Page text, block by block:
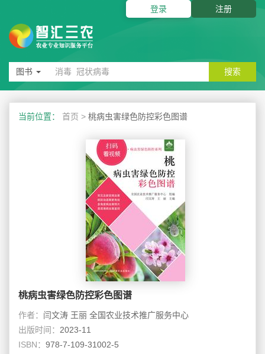
登录 注册
图书 搜索
当前位置： 首页 > 桃病虫害绿色防控彩色图谱
桃病虫害绿色防控彩色图谱
作者： 闫文涛 王丽 全国农业技术推广服务中心
出版时间： 2023-11
ISBN： 978-7-109-31002-5